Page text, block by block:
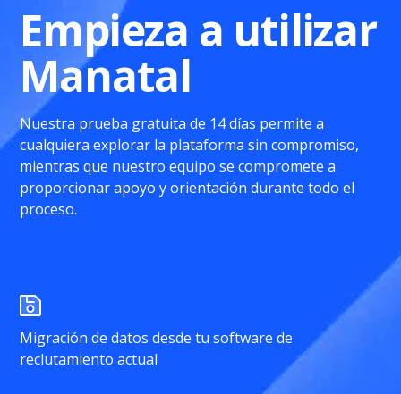
Empieza a utilizar
Manatal
Nuestra prueba gratuita de 14 días permite a
cualquiera explorar la plataforma sin compromiso,
mientras que nuestro equipo se compromete a
proporcionar apoyo y orientación durante todo el
proceso.
Migración de datos desde tu software de
reclutamiento actual